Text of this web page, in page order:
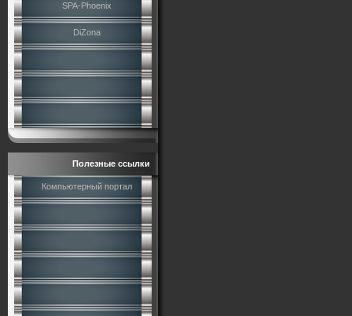
SPA-Phoenix
DiZona
Полезные ссылки
Компьютерный портал